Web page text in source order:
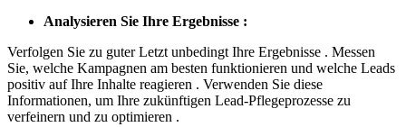
Analysieren Sie Ihre Ergebnisse :
Verfolgen Sie zu guter Letzt unbedingt Ihre Ergebnisse . Messen
Sie, welche Kampagnen am besten funktionieren und welche Leads
positiv auf Ihre Inhalte reagieren . Verwenden Sie diese
Informationen, um Ihre zukünftigen Lead-Pflegeprozesse zu
verfeinern und zu optimieren .